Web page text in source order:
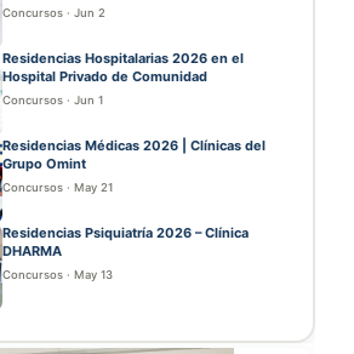
Concursos · Jun 2
Residencias Hospitalarias 2026 en el
Hospital Privado de Comunidad
Concursos · Jun 1
Residencias Médicas 2026 | Clínicas del
Grupo Omint
Concursos · May 21
Residencias Psiquiatría 2026 – Clínica
DHARMA
Concursos · May 13